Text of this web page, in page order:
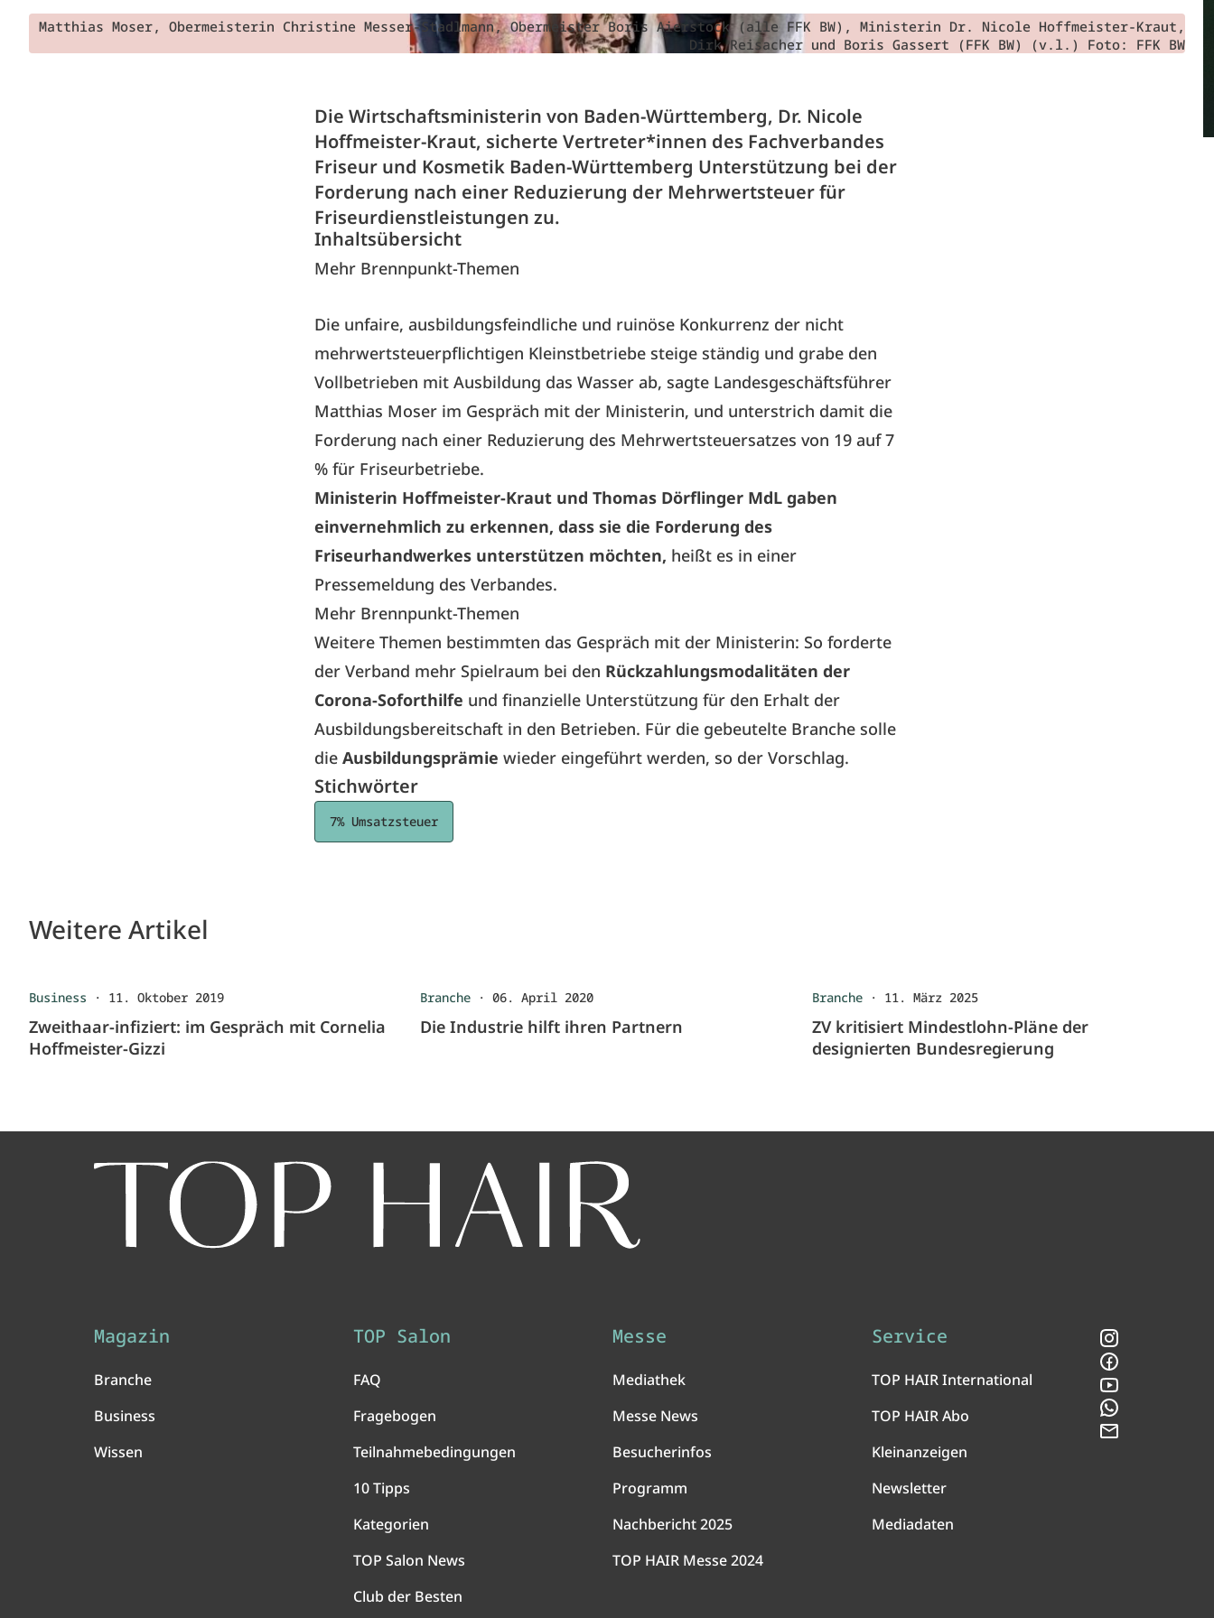
Matthias Moser, Obermeisterin Christine Messer-Stadlmann, Obermeister Boris Aierstock (alle FFK BW), Ministerin Dr. Nicole Hoffmeister-Kraut,
Dirk Reisacher und Boris Gassert (FFK BW) (v.l.) Foto: FFK BW
Die Wirtschaftsministerin von Baden-Württemberg, Dr. Nicole
Hoffmeister-Kraut, sicherte Vertreter*innen des Fachverbandes
Friseur und Kosmetik Baden-Württemberg Unterstützung bei der
Forderung nach einer Reduzierung der Mehrwertsteuer für
Friseurdienstleistungen zu.
Inhaltsübersicht
Mehr Brennpunkt-Themen
Die unfaire, ausbildungsfeindliche und ruinöse Konkurrenz der nicht
mehrwertsteuerpflichtigen Kleinstbetriebe steige ständig und grabe den
Vollbetrieben mit Ausbildung das Wasser ab, sagte Landesgeschäftsführer
Matthias Moser im Gespräch mit der Ministerin, und unterstrich damit die
Forderung nach einer Reduzierung des Mehrwertsteuersatzes von 19 auf 7
% für Friseurbetriebe.
Ministerin Hoffmeister-Kraut und Thomas Dörflinger MdL gaben
einvernehmlich zu erkennen, dass sie die Forderung des
Friseurhandwerkes unterstützen möchten, heißt es in einer
Pressemeldung des Verbandes.
Mehr Brennpunkt-Themen
Weitere Themen bestimmten das Gespräch mit der Ministerin: So forderte
der Verband mehr Spielraum bei den Rückzahlungsmodalitäten der
Corona-Soforthilfe und finanzielle Unterstützung für den Erhalt der
Ausbildungsbereitschaft in den Betrieben. Für die gebeutelte Branche solle
die Ausbildungsprämie wieder eingeführt werden, so der Vorschlag.
Stichwörter
7% Umsatzsteuer
Weitere Artikel
Business · 11. Oktober 2019
Zweithaar-infiziert: im Gespräch mit Cornelia
Hoffmeister-Gizzi
Branche ·06. April 2020
Die Industrie hilft ihren Partnern
Branche· 11. März 2025
ZV kritisiert Mindestlohn-Pläne der
designierten Bundesregierung
Magazin
Branche
Business
Wissen
TOP Salon
FAQ
Fragebogen
Teilnahmebedingungen
10 Tipps
Kategorien
TOP Salon News
Club der Besten
Messe
Mediathek
Messe News
Besucherinfos
Programm
Nachbericht 2025
TOP HAIR Messe 2024
Service
TOP HAIR International
TOP HAIR Abo
Kleinanzeigen
Newsletter
Mediadaten